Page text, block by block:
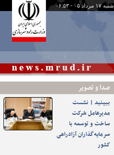
شنبه ۱۷ مرداد ۰۵ - ۰۶:۵۳
صدا و تصوير
ببینید | نشست
مدیرعامل شرکت
ساخت و توسعه با
سرمایه‌گذاران آزادراهی
کشور